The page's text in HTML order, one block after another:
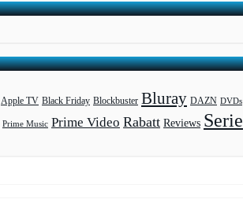
Apple TV Black Friday Blockbuster Bluray DAZN DVDs
Prime Music Prime Video Rabatt Reviews Serie